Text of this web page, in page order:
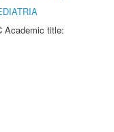
Academic title: